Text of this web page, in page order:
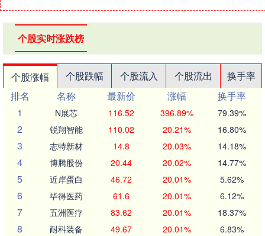
个股实时涨跌榜
个股涨幅 个股跌幅 个股流入 个股流出
换手率
排名
名称 最新价 涨幅
换手率
1
N展芯 116.52 396.89% 79.39%
2 锐翔智能 110.02 20.21% 16.80%
3 志特新材 14.8 20.03% 14.18%
4 博腾股份 20.44 20.02% 14.77%
5 近岸蛋白 46.72 20.01% 5.62%
6 毕得医药 61.6 20.01% 6.12%
7 五洲医疗 83.62 20.01% 18.37%
8 耐科装备 49.67 20.01% 6.83%